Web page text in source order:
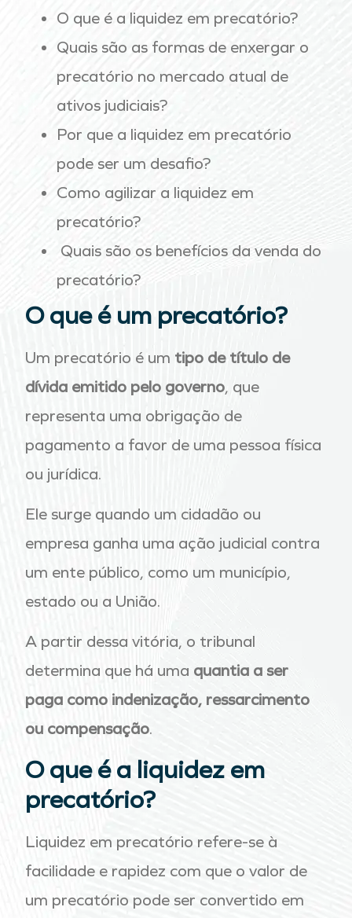
O que é a liquidez em precatório?
Quais são as formas de enxergar o
precatório no mercado atual de
ativos judiciais?
Por que a liquidez em precatório
pode ser um desafio?
Como agilizar a liquidez em
precatório?
Quais são os benefícios da venda do
precatório?
O que é um precatório?
Um precatório é um tipo de título de
dívida emitido pelo governo, que
representa uma obrigação de
pagamento a favor de uma pessoa física
ou jurídica.
Ele surge quando um cidadão ou
empresa ganha uma ação judicial contra
um ente público, como um município,
estado ou a União.
A partir dessa vitória, o tribunal
determina que há uma quantia a ser
paga como indenização, ressarcimento
ou compensação.
O que é a liquidez em
precatório?
Liquidez em precatório refere-se à
facilidade e rapidez com que o valor de
um precatório pode ser convertido em